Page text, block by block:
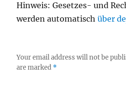
Hinweis: Gesetzes- und
werden automatischüber
Your email address will not be
are marked *